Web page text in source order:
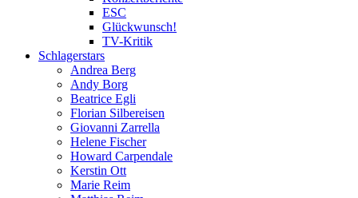
ESC
Glückwunsch!
TV-Kritik
Schlagerstars
Andrea Berg
Andy Borg
Beatrice Egli
Florian Silbereisen
Giovanni Zarrella
Helene Fischer
Howard Carpendale
Kerstin Ott
Marie Reim